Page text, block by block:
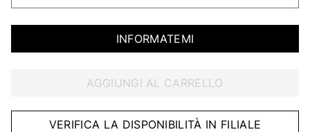
INFORMATEMI
AGGIUNGI AL CARRELLO
VERIFICA LA DISPONIBILITÀ IN FILIALE